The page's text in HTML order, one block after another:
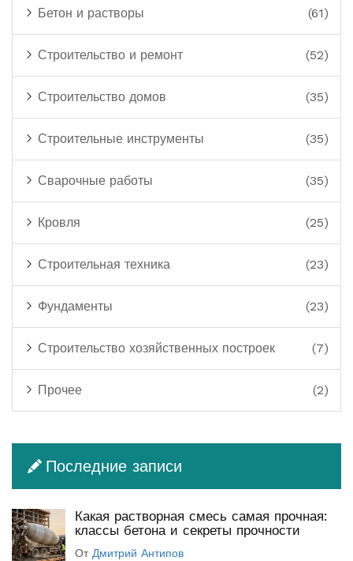
Бетон и растворы (61)
Строительство и ремонт (52)
Строительство домов (35)
Строительные инструменты (35)
Сварочные работы (35)
Кровля (25)
Строительная техника (23)
Фундаменты (23)
Строительство хозяйственных построек (7)
Прочее (2)
Последние записи
Какая растворная смесь самая прочная:
классы бетона и секреты прочности
От Дмитрий Антипов